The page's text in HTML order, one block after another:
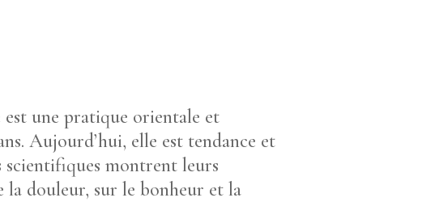
une pratique orientale et
Aujourd’hui, elle est tendance et
scientifiques montrent leurs
la douleur, sur le bonheur et la